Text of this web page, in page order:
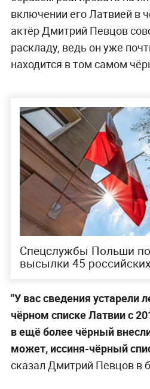
включении его Латвией в
актёр Дмитрий Певцов
раскладу, ведь он уже
находится в том самом
Спецслужбы Польши
высылки 45
"У вас сведения устарели
чёрном списке Латвии с
в ещё более чёрный
может, иссиня-чёрный
сказал Дмитрий Певцов в